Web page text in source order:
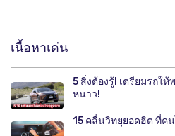
เนื้อหาเด่น
5 สิ่งต้องรู้! เตรียมรถใ
หนาว!
15 คลื่นวิทยุยอดฮิต ที่ค